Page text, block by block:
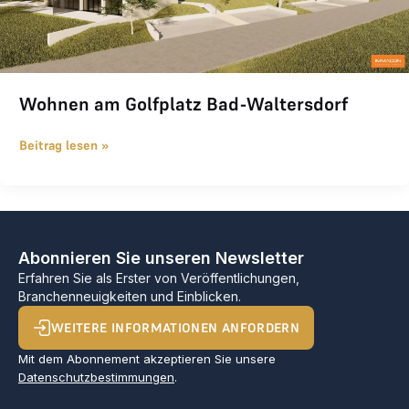
Wohnen am Golfplatz Bad-Waltersdorf
Beitrag lesen »
Abonnieren Sie unseren Newsletter
Erfahren Sie als Erster von Veröffentlichungen,
Branchenneuigkeiten und Einblicken.
WEITERE INFORMATIONEN ANFORDERN
Mit dem Abonnement akzeptieren Sie unsere
Datenschutzbestimmungen.